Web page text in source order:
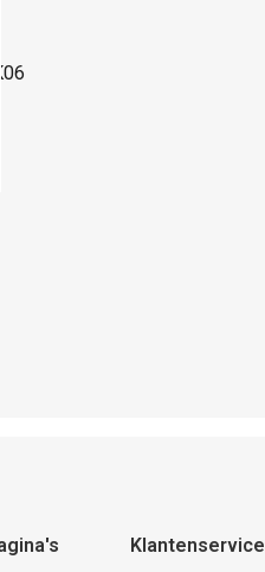
Klantenservice